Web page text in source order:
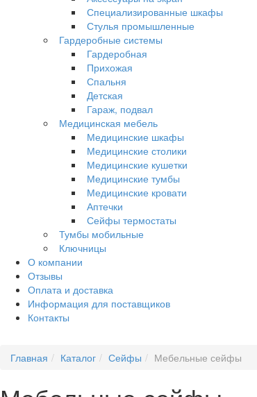
Специализированные шкафы
Стулья промышленные
Гардеробные системы
Гардеробная
Прихожая
Спальня
Детская
Гараж, подвал
Медицинская мебель
Медицинские шкафы
Медицинские столики
Медицинские кушетки
Медицинские тумбы
Медицинские кровати
Аптечки
Сейфы термостаты
Тумбы мобильные
Ключницы
О компании
Отзывы
Оплата и доставка
Информация для поставщиков
Контакты
Главная Каталог Сейфы Мебельные сейфы